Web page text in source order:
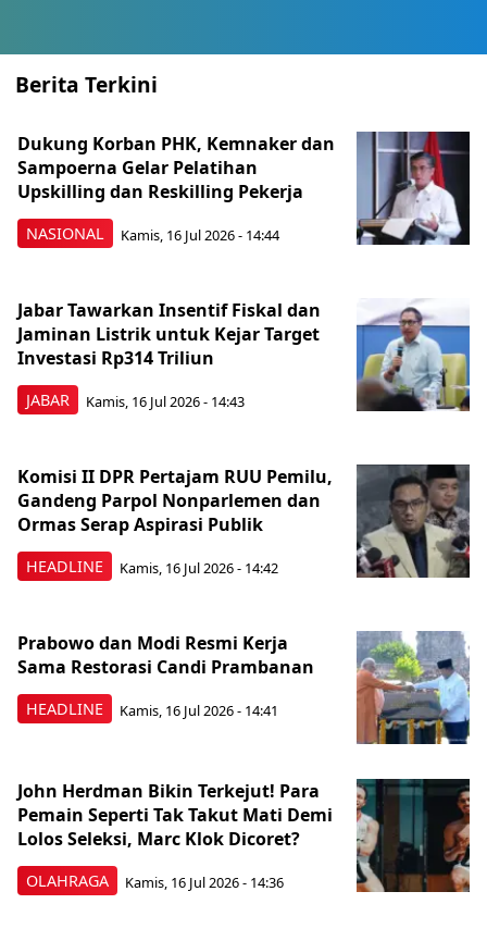
Berita Terkini
NASIONAL
Dukung Korban PHK, Kemnaker dan
Sampoerna Gelar Pelatihan
Upskilling dan Reskilling Pekerja
Kamis, 16 Jul 2026 - 14:44
JABAR
Jabar Tawarkan Insentif Fiskal dan
Jaminan Listrik untuk Kejar Target
Investasi Rp314 Triliun
Kamis, 16 Jul 2026 - 14:43
HEADLINE
Komisi II DPR Pertajam RUU Pemilu,
Gandeng Parpol Nonparlemen dan
Ormas Serap Aspirasi Publik
Kamis, 16 Jul 2026 - 14:42
HEADLINE
Prabowo dan Modi Resmi Kerja
Sama Restorasi Candi Prambanan
Kamis, 16 Jul 2026 - 14:41
OLAHRAGA
John Herdman Bikin Terkejut! Para
Pemain Seperti Tak Takut Mati Demi
Lolos Seleksi, Marc Klok Dicoret?
Kamis, 16 Jul 2026 - 14:36